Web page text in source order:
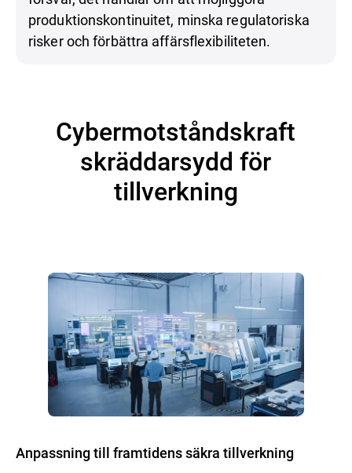
produktionskontinuitet, minska regulatoriska
risker och förbättra affärsflexibiliteten.
Cybermotståndskraft
skräddarsydd för
tillverkning
Anpassning till framtidens säkra tillverkning